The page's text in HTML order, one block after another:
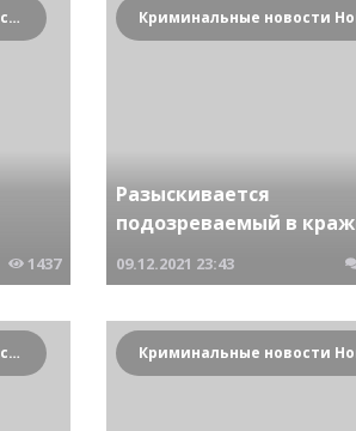
Криминальные новости Новосибирска и Сибирского региона
1437
Разыскивается
подозреваемый в
09.12.2021 23:43
Криминальные новости Новосибирска и Сибирского региона